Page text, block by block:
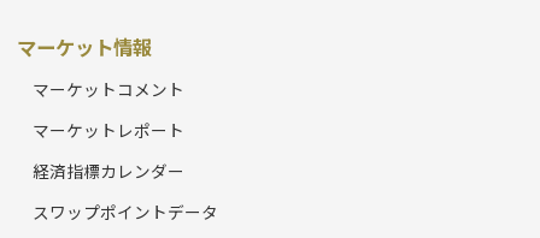
マーケット情報
マーケットコメント
マーケットレポート
経済指標カレンダー
スワップポイントデータ